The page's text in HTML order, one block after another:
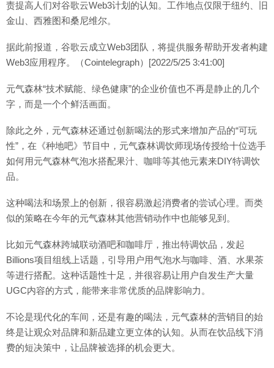
责提高人们对谷歌云Web3计划的认知。工作地点仅限于纽约、旧
金山、西雅图和桑尼维尔。
据此前报道，谷歌云成立Web3团队，将提供服务帮助开发者构建
Web3应用程序。（Cointelegraph）[2022/5/25 3:41:00]
元气森林“技术赋能、绿色健康”的企业价值也不再是静止的几个
字，而是一个个鲜活画面。
除此之外，元气森林还通过创新喝法的形式来增加产品的“可玩
性”，在《种地吧》节目中，元气森林调饮师现场传授给十位选手
如何用元气森林气泡水搭配果汁、咖啡等其他元素来DIY特调饮
品。
这种喝法和场景上的创新，很容易激起消费者的尝试心理。而类
似的策略在今年的元气森林其他营销动作中也能够见到。
比如元气森林跨城联动酒吧和咖啡厅，推出特调饮品，发起
Billions项目组线上话题，引导用户用气泡水与咖啡、酒、水果茶
等进行搭配。这种话题性十足，并很容易让用户自发生产大量
UGC内容的方式，能带来非常优质的品牌影响力。
不论是现代化的车间，还是有趣的喝法，元气森林的营销目的始
终是让观众对品牌和新品建立更立体的认知。从而在饮品线下消
费的短决策中，让品牌被选择的机会更大。